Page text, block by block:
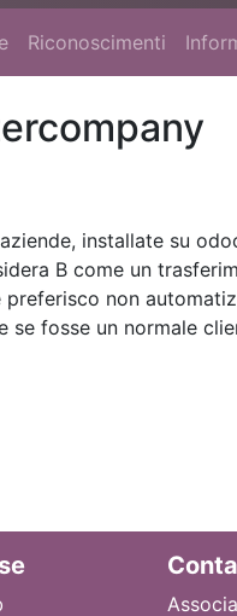
Riconoscimenti
installate su
B come un
non
se fosse un normale